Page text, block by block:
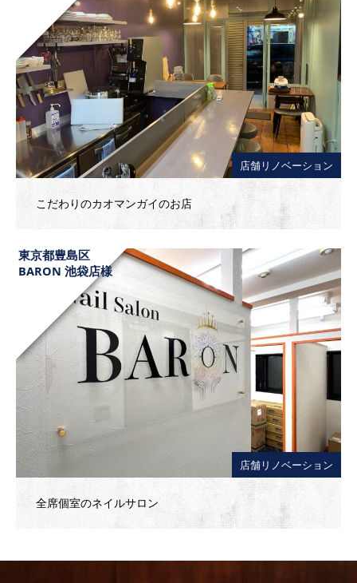
店舗リノベーション
こだわりのカオマンガイのお店
東京都豊島区
BARON 池袋店様
店舗リノベーション
全席個室のネイルサロン